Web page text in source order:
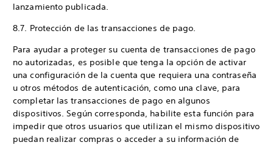
lanzamiento publicada.
8.7. Protección de las transacciones de pago.
Para ayudar a proteger su cuenta de transacciones de pago
no autorizadas, es posible que tenga la opción de activar
una configuración de la cuenta que requiera una contraseña
u otros métodos de autenticación, como una clave, para
completar las transacciones de pago en algunos
dispositivos. Según corresponda, habilite esta función para
impedir que otros usuarios que utilizan el mismo dispositivo
puedan realizar compras o acceder a su información de